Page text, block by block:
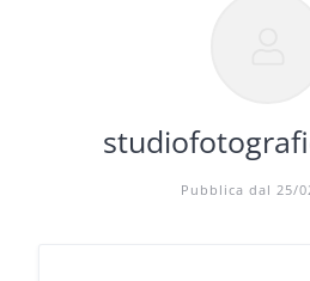
Pubblica dal 25/